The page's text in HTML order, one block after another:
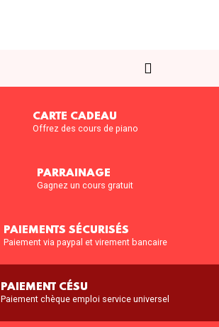
CARTE CADEAU
Offrez des cours de piano
PARRAINAGE
Gagnez un cours gratuit
PAIEMENTS SÉCURISÉS
Paiement via paypal et virement bancaire
PAIEMENT CÉSU
Paiement chèque emploi service universel